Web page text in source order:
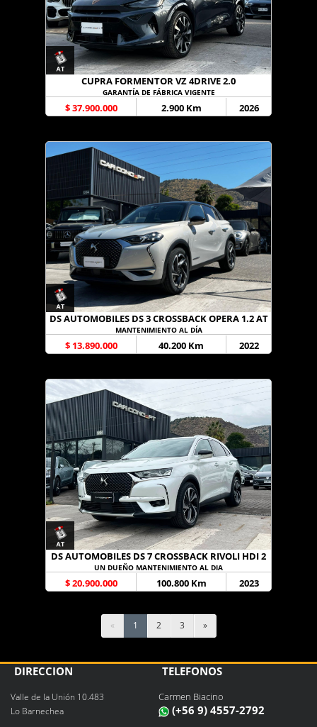
CUPRA FORMENTOR VZ 4DRIVE 2.0
GARANTÍA DE FÁBRICA VIGENTE
$ 37.900.000 2.900 Km 2026
DS AUTOMOBILES DS 3 CROSSBACK OPERA 1.2 AT
MANTENIMIENTO AL DÍA
$ 13.890.000 40.200 Km 2022
DS AUTOMOBILES DS 7 CROSSBACK RIVOLI HDI 2
UN DUEÑO MANTENIMIENTO AL DIA
$ 20.900.000 100.800 Km 2023
« 1 2 3 »
DIRECCIÓN
Valle de la Unión 10.483
Lo Barnechea
TELÉFONOS
Carmen Biacino
(+56 9) 4557-2792